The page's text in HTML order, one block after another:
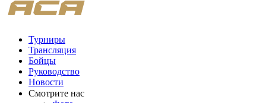
Турниры
Трансляция
Бойцы
Руководство
Новости
Смотрите нас